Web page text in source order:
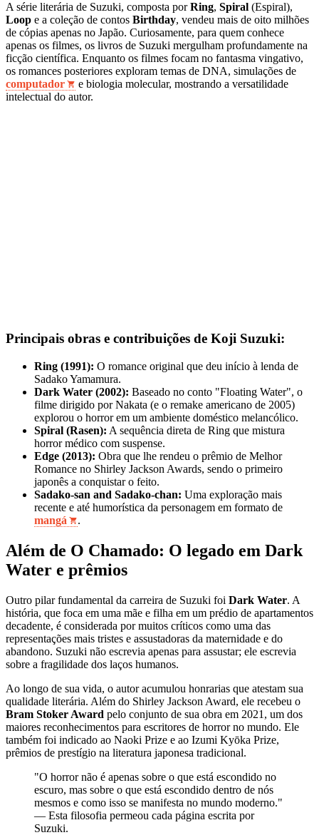
A série literária de Suzuki, composta porRing, Spiral (Espiral),
Loop e a coleção de contos Birthday, vendeu mais de oito milhões
de cópias apenas no Japão. Curiosamente, para quem conhece
apenas os filmes, os livros de Suzuki mergulham profundamente na
ficção científica. Enquanto os filmes focam no fantasma vingativo,
os romances posteriores exploram temas de DNA, simulações de
computador
e biologia molecular, mostrando a versatilidade
intelectual do autor.
Principais obras e contribuições de Koji Suzuki:
Ring (1991): O romance original que deu início à lenda de
Sadako Yamamura.
Dark Water (2002): Baseado no conto "Floating Water", o
filme dirigido por Nakata (e o remake americano de 2005)
explorou o horror em um ambiente doméstico melancólico.
Spiral (Rasen): A sequência direta de Ring que mistura
horror médico com suspense.
Edge (2013): Obra que lhe rendeu o prêmio de Melhor
Romance no Shirley Jackson Awards, sendo o primeiro
japonês a conquistar o feito.
Sadako-san and Sadako-chan: Uma exploração mais
recente e até humorística da personagem em formato de
mangá
.
Além de O Chamado: O legado em Dark
Water e prêmios
Outro pilar fundamental da carreira de Suzuki foi Dark Water. A
história, que foca em uma mãe e filha em um prédio de apartamentos
decadente, é considerada por muitos críticos como uma das
representações mais tristes e assustadoras da maternidade e do
abandono. Suzuki não escrevia apenas para assustar; ele escrevia
sobre a fragilidade dos laços humanos.
Ao longo de sua vida, o autor acumulou honrarias que atestam sua
qualidade literária. Além do Shirley Jackson Award, ele recebeu o
Bram Stoker Award pelo conjunto de sua obra em 2021, um dos
maiores reconhecimentos para escritores de horror no mundo. Ele
também foi indicado ao Naoki Prize e ao Izumi Kyōka Prize,
prêmios de prestígio na literatura japonesa tradicional.
"O horror não é apenas sobre o que está escondido no
escuro, mas sobre o que está escondido dentro de nós
mesmos e como isso se manifesta no mundo moderno."
— Esta filosofia permeou cada página escrita por
Suzuki.